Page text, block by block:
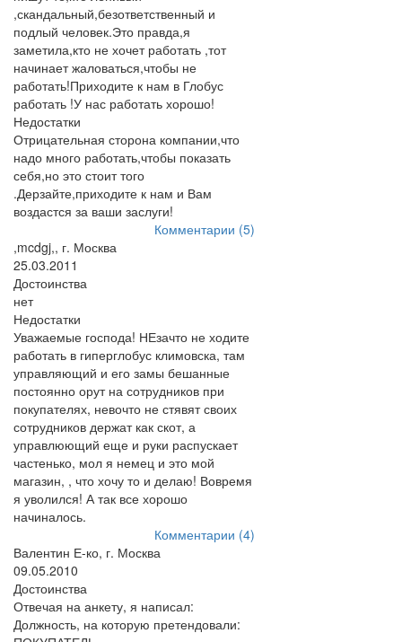
,скандальный,безответственный и
подлый человек.Это правда,я
заметила,кто не хочет работать ,тот
начинает жаловаться,чтобы не
работать!Приходите к нам в Глобус
работать !У нас работать хорошо!
Недостатки
Отрицательная сторона компании,что
надо много работать,чтобы показать
себя,но это стоит того
.Дерзайте,приходите к нам и Вам
воздастся за ваши заслуги!
Комментарии (5)
,mcdgj,, г. Москва
25.03.2011
Достоинства
нет
Недостатки
Уважаемые господа! НЕзачто не ходите
работать в гиперглобус климовска, там
управляющий и его замы бешанные
постоянно орут на сотрудников при
покупателях, невочто не стявят своих
сотрудников держат как скот, а
управлюющий еще и руки распускает
частенько, мол я немец и это мой
магазин, , что хочу то и делаю! Вовремя
я уволился! А так все хорошо
начиналось.
Комментарии (4)
Валентин Е-ко, г. Москва
09.05.2010
Достоинства
Отвечая на анкету, я написал:
Должность, на которую претендовали: